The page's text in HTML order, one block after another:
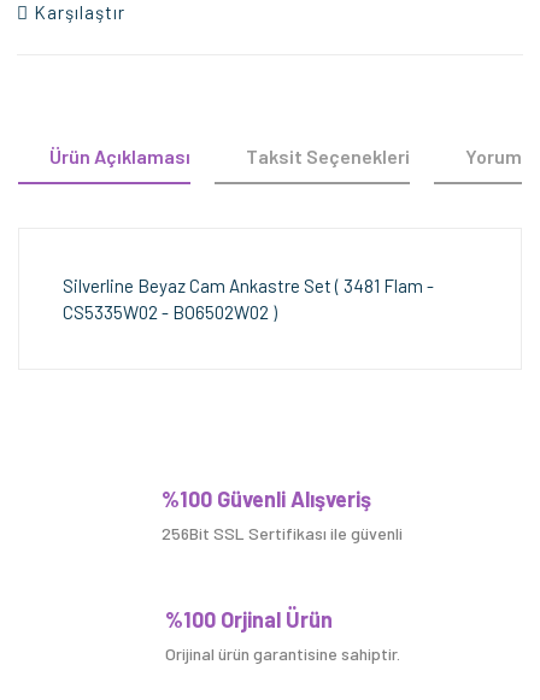
Karşılaştır
Ürün Açıklaması Taksit Seçenekleri
Silverline Beyaz Cam Ankastre Set ( 3481 Flam -
CS5335W02 - BO6502W02 )
Yorum Yaz
%100 Güvenli Alışveriş
256Bit SSL Sertifikası ile güvenli
%100 Orjinal Ürün
Orijinal ürün garantisine sahiptir.